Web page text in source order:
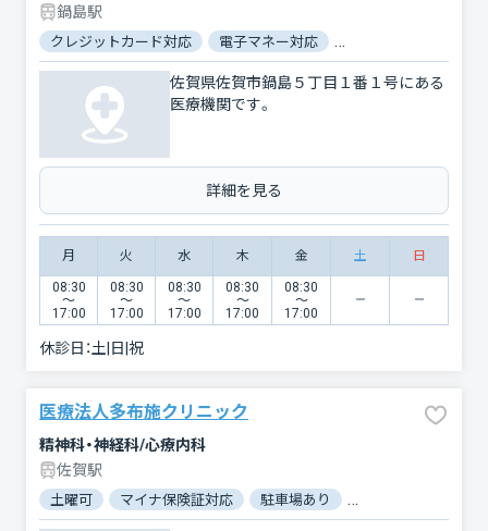
鍋島駅
クレジットカード対応 電子マネー対応
佐賀県佐賀市鍋島５丁目１番１号にある
医療機関です。
詳細を見る
月 火 水 木 金 土 日
08:30
〜
17:00
08:30
〜
17:00
08:30
〜
17:00
08:30
〜
17:00
08:30
〜
17:00
休診日：土|日|祝
医療法人多布施クリニック
精神科・神経科/心療内科
佐賀駅
土曜可 マイナ保険証対応 駐車場あり